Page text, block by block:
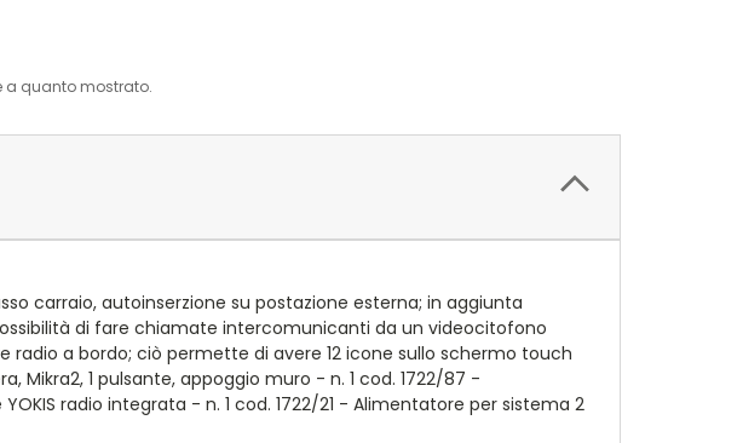
a quanto mostrato.
carraio, autoinserzione su postazione esterna; in aggiunta
di fare chiamate intercomunicanti da un videocitofono
a bordo; ciò permette di avere 12 icone sullo schermo touch
Mikra2, 1 pulsante, appoggio muro - n. 1 cod. 1722/87 -
radio integrata - n. 1 cod. 1722/21 - Alimentatore per sistema 2